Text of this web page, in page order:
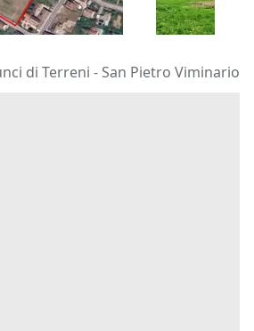
16/11/2026
di Terreni - San Pietro Viminario